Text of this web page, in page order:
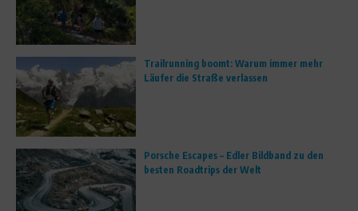
Trailrunning boomt: Warum immer mehr
Läufer die Straße verlassen
Porsche Escapes – Edler Bildband zu den
besten Roadtrips der Welt